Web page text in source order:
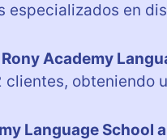
especializados en
Academy
obteniendo
Language School